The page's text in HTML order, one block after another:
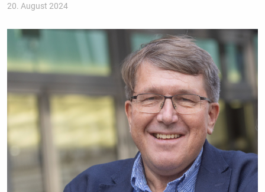
20. August 2024